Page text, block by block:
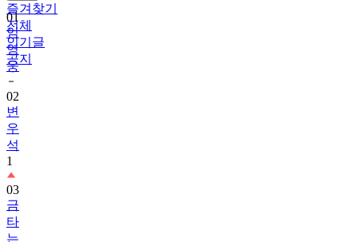
즐겨찾기
전체
인기글
공지
01
임
영
웅
02
변
우
석
1
03
금
타
는